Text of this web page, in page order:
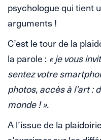
psychologue qui tient
arguments !
C’est le tour de la
la parole : « je vous
sentez votre
photos, accès à l’art :
monde ! ».
A l’issue de la